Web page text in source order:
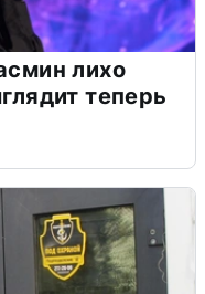
лихо
теперь